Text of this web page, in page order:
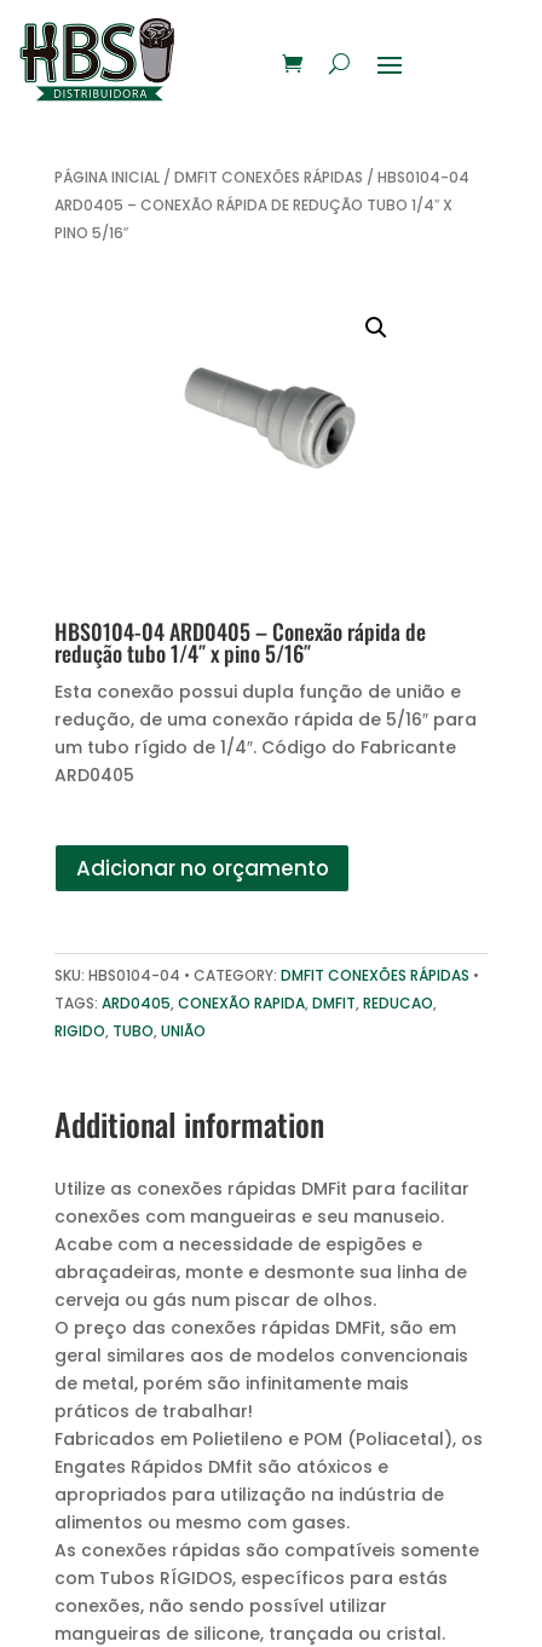
PÁGINA INICIAL/ DMFIT CONEXÕES RÁPIDAS / HBS0104-04
ARD0405 – CONEXÃO RÁPIDA DE REDUÇÃO TUBO 1/4″ X
PINO 5/16″
HBS0104-04 ARD0405 – Conexão rápida de
redução tubo 1/4″ x pino 5/16″
Esta conexão possui dupla função de união e
redução, de uma conexão rápida de 5/16″ para
um tubo rígido de 1/4″. Código do Fabricante
ARD0405
Adicionar no orçamento
SKU: HBS0104-04 CATEGORY: DMFIT CONEXÕES RÁPIDAS
TAGS: ARD0405,CONEXÃO RAPIDA,DMFIT,REDUCAO,
RIGIDO, TUBO,UNIÃO
Additional information
Utilize as conexões rápidas DMFit para facilitar
conexões com mangueiras e seu manuseio.
Acabe com a necessidade de espigões e
abraçadeiras, monte e desmonte sua linha de
cerveja ou gás num piscar de olhos.
O preço das conexões rápidas DMFit, são em
geral similares aos de modelos convencionais
de metal, porém são infinitamente mais
práticos de trabalhar!
Fabricados em Polietileno e POM (Poliacetal), os
Engates Rápidos DMfit são atóxicos e
apropriados para utilização na indústria de
alimentos ou mesmo com gases.
As conexões rápidas são compatíveis somente
com Tubos RÍGIDOS, específicos para estás
conexões, não sendo possível utilizar
mangueiras de silicone, trançada ou cristal.